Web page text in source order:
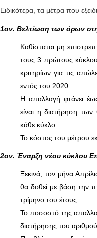
Ειδικότερα, τα μέτρα που
1ον. Βελτίωση των όρων
Καθίσταται μη
τους 3 πρώτους
κριτηρίων για τις
εντός του 2020.
Η απαλλαγή φτάνει
είναι η διατήρηση
κάθε κύκλο.
Το κόστος του μέτρου
2ον. Έναρξη νέου κύκλου
Ξεκινά, τον μήνα
θα δοθεί με βάση την
τρίμηνο του έτους.
Το ποσοστό της
διατήρησης του